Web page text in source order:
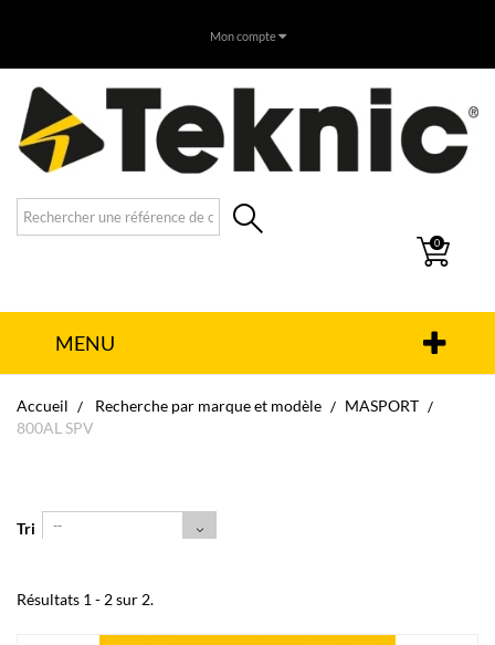
Mon compte
0
MENU
Accueil Recherche par marque et modèle
MASPORT
800AL SPV
Tri --
Résultats 1 - 2 sur 2.